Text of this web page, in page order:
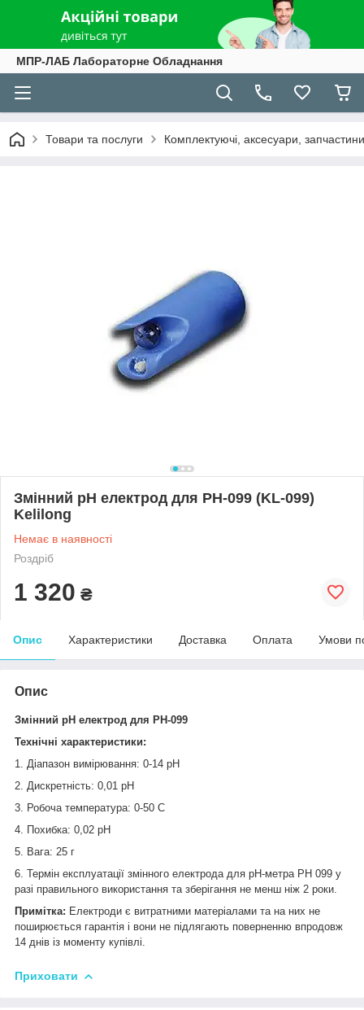
МПР-ЛАБ Лабораторне Обладнання
Товари та послуги Комплектуючі, аксесуари,
Змінний pH електрод для РН-099 (KL-099)
Kelilong
Немає в наявності
Роздріб
1 320 ₴
Опис Характеристики Доставка Оплата Умови
Опис
Змінний pH електрод для РН-099
Технічні характеристики:
1. Діапазон вимірювання: 0-14 рН
2. Дискретність: 0,01 pH
3. Робоча температура: 0-50 С
4. Похибка: 0,02 рН
5. Вага: 25 г
6. Термін експлуатації змінного електрода для pH-метра РН 099 у
разі правильного використання та зберігання не менш ніж 2 роки.
Примітка: Електроди є витратними матеріалами та на них не
поширюється гарантія і вони не підлягають поверненню впродовж
14 днів із моменту купівлі.
Приховати